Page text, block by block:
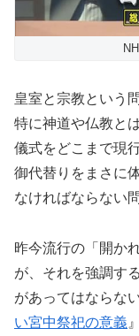
皇室と宗教という
特に神道や仏教と
儀式をどこまで現
御代替りをまさに
なければならない
昨今流行の「開か
が、それを強調す
があってはならな
い宮中祭祀の意義